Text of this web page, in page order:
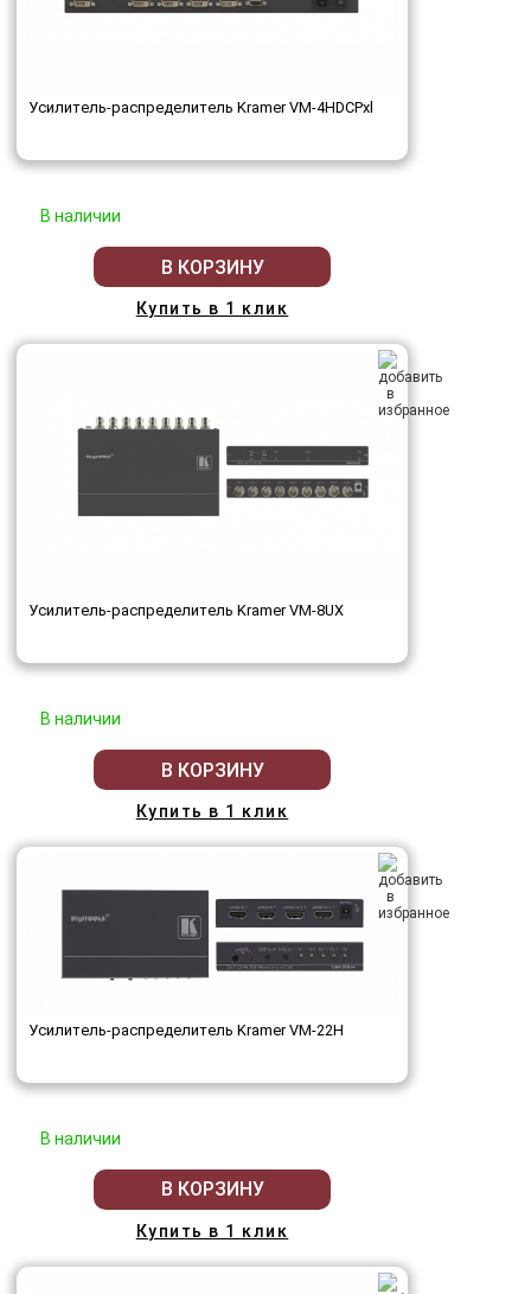
Усилитель-распределитель Kramer VM-4HDCPxl
В наличии
В КОРЗИНУ
Купить в 1 клик
Усилитель-распределитель Kramer VM-8UX
В наличии
В КОРЗИНУ
Купить в 1 клик
Усилитель-распределитель Kramer VM-22H
В наличии
В КОРЗИНУ
Купить в 1 клик